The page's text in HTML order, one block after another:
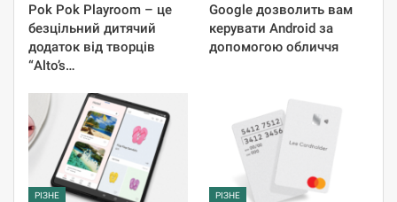
Pok Pok Playroom – це
безцільний дитячий
додаток від творців
“Alto’s…
Google дозволить вам
керувати Android за
допомогою обличчя
РІЗНЕ РІЗНЕ